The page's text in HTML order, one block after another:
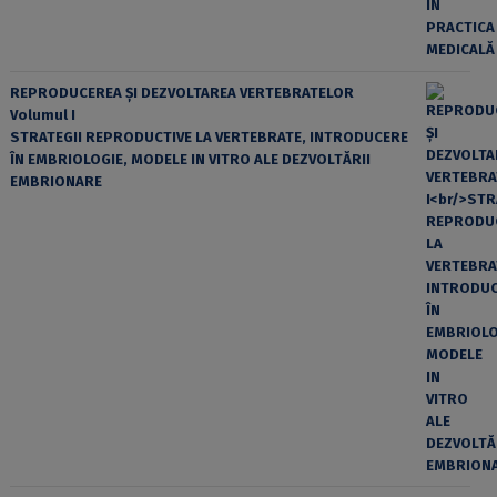
REPRODUCEREA ȘI DEZVOLTAREA VERTEBRATELOR
Volumul I
STRATEGII REPRODUCTIVE LA VERTEBRATE, INTRODUCERE
ÎN EMBRIOLOGIE, MODELE IN VITRO ALE DEZVOLTĂRII
EMBRIONARE